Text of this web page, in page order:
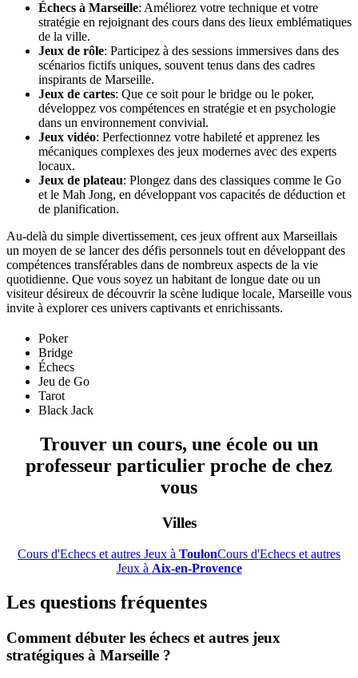
Échecs à Marseille: Améliorez votre technique et votre
stratégie en rejoignant des cours dans des lieux emblématiques
de la ville.
Jeux de rôle: Participez à des sessions immersives dans des
scénarios fictifs uniques, souvent tenus dans des cadres
inspirants de Marseille.
Jeux de cartes: Que ce soit pour le bridge ou le poker,
développez vos compétences en stratégie et en psychologie
dans un environnement convivial.
Jeux vidéo: Perfectionnez votre habileté et apprenez les
mécaniques complexes des jeux modernes avec des experts
locaux.
Jeux de plateau: Plongez dans des classiques comme le Go
et le Mah Jong, en développant vos capacités de déduction et
de planification.
Au-delà du simple divertissement, ces jeux offrent aux Marseillais
un moyen de se lancer des défis personnels tout en développant des
compétences transférables dans de nombreux aspects de la vie
quotidienne. Que vous soyez un habitant de longue date ou un
visiteur désireux de découvrir la scène ludique locale, Marseille vous
invite à explorer ces univers captivants et enrichissants.
Poker
Bridge
Échecs
Jeu de Go
Tarot
Black Jack
Trouver un cours, une école ou un
professeur particulier proche de chez
vous
Villes
Cours d'Echecs et autres Jeux à ToulonCours d'Echecs et autres
Jeux à Aix-en-Provence
Les questions fréquentes
Comment débuter les échecs et autres jeux
stratégiques à Marseille ?